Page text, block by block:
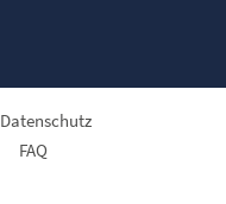
Datenschutz
FAQ